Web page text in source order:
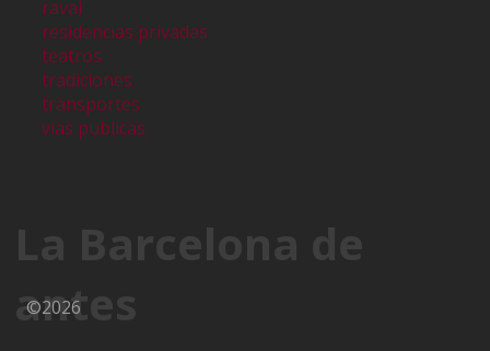
raval
residencias privadas
teatros
tradiciones
transportes
vias publicas
La Barcelona de
antes
©2026